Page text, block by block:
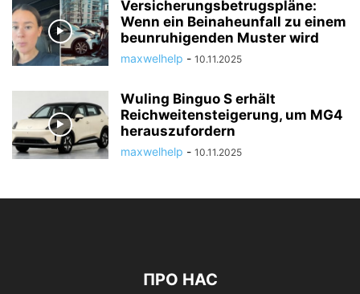
Versicherungsbetrugspläne:
Wenn ein Beinaheunfall zu einem
beunruhigenden Muster wird
maxwelhelp - 10.11.2025
Wuling Binguo S erhält
Reichweitensteigerung, um MG4
herauszufordern
maxwelhelp - 10.11.2025
ПРО НАС